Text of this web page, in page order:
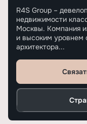
R4S Group –
недвижимости
Москвы. Компания
и высоким уровнем
архитектора...